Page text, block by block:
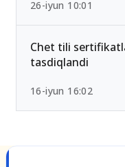
2026-yilda eng
OTMlar ro‘yxati
26-iyun 10:01
Chet tili
tasdiqlandi